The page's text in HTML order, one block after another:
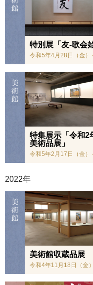
特別展「友-歌会
令和5年4月28日（金）
特集展示「令和2
美術品展」
令和5年2月17日（金）
2022年
美術館収蔵品展
令和4年11月18日（金